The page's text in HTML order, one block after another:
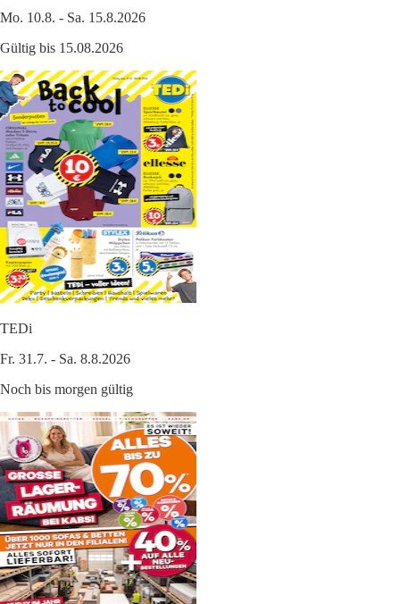
Mo. 10.8. - Sa. 15.8.2026
Gültig bis 15.08.2026
TEDi
Fr. 31.7. - Sa. 8.8.2026
Noch bis morgen gültig